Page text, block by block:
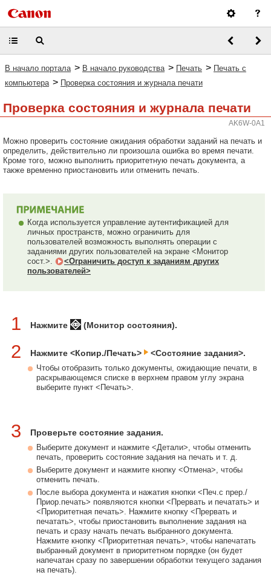
В начало портала > В начало руководства > Печать > Печать с
компьютера > Проверка состояния и журнала печати
Проверка состояния и журнала печати
AK6W-0A1
Можно проверить состояние ожидания обработки заданий на печать и
определить, действительно ли произошла ошибка во время печати.
Кроме того, можно выполнить приоритетную печать документа, а
также временно приостановить или отменить печать.
Когда используется управление аутентификацией для
личных пространств, можно ограничить для
пользователей возможность выполнять операции с
заданиями других пользователей на экране <Монитор
сост.>.
<Ограничить доступ к заданиям других
пользователей>
1 Нажмите (Монитор состояния).
2 Нажмите <Копир./Печать> <Состояние задания>.
Чтобы отобразить только документы, ожидающие печати, в
раскрывающемся списке в верхнем правом углу экрана
выберите пункт <Печать>.
3 Проверьте состояние задания.
Выберите документ и нажмите <Детали>, чтобы отменить
печать, проверить состояние задания на печать и т. д.
Выберите документ и нажмите кнопку <Отмена>, чтобы
отменить печать.
После выбора документа и нажатия кнопки <Печ.с прер./
Приор.печать> появляются кнопки <Прервать и печатать> и
<Приоритетная печать>. Нажмите кнопку <Прервать и
печатать>, чтобы приостановить выполнение задания на
печать и сразу начать печать выбранного документа.
Нажмите кнопку <Приоритетная печать>, чтобы напечатать
выбранный документ в приоритетном порядке (он будет
напечатан сразу по завершении обработки текущего задания
на печать).